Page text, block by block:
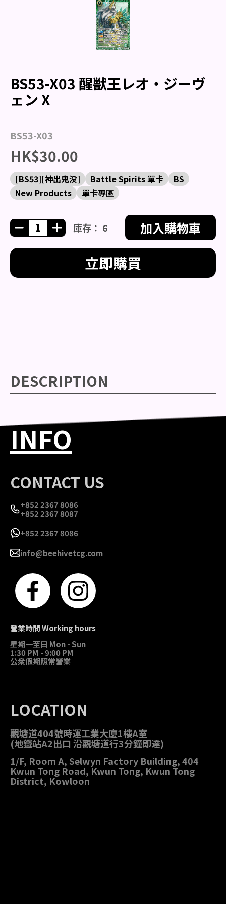
BS53-X03 醒獣王レオ・ジーヴ
ェン X
BS53-X03
HK$30.00
[BS53][神出鬼没] Battle Spirits 單卡
BS
New Products
單卡專區
庫存： 6 加入購物車
立即購買
DESCRIPTION
INFO
CONTACT US
+852 2367 8086
+852 2367 8087
+852 2367 8086
info@beehivetcg.com
營業時間 Working hours
星期一至日 Mon - Sun
1:30 PM - 9:00 PM
公衆假期照常營業
LOCATION
觀塘道404號時運工業大廈1樓A室
(地鐵站A2出口 沿觀塘道行3分鐘即達)
1/F, Room A, Selwyn Factory Building, 404
Kwun Tong Road, Kwun Tong, Kwun Tong
District, Kowloon